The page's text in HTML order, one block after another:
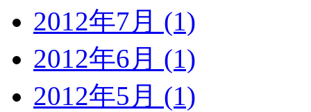
2012年7月 (1)
2012年6月 (1)
2012年5月 (1)